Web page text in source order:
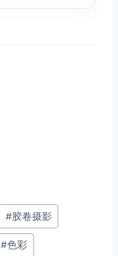
#胶卷摄影
#色彩